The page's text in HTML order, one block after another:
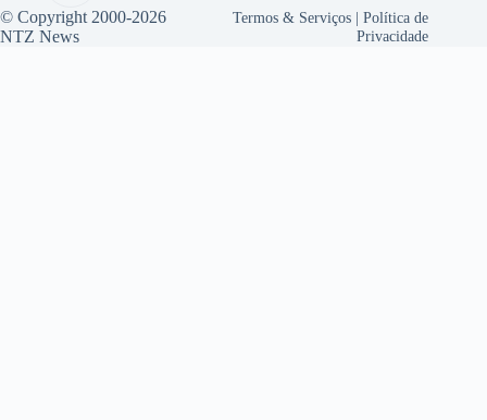
© Copyright 2000-2026
NTZ News
Termos & Serviços |Política de
Privacidade